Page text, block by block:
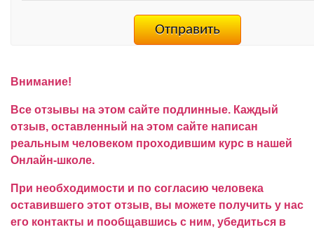
Внимание!
Все отзывы на этом сайте подлинные. Каждый
отзыв, оставленный на этом сайте написан
реальным человеком проходившим курс в нашей
Онлайн-школе.
При необходимости и по согласию человека
оставившего этот отзыв, вы можете получить у нас
его контакты и пообщавшись с ним, убедиться в